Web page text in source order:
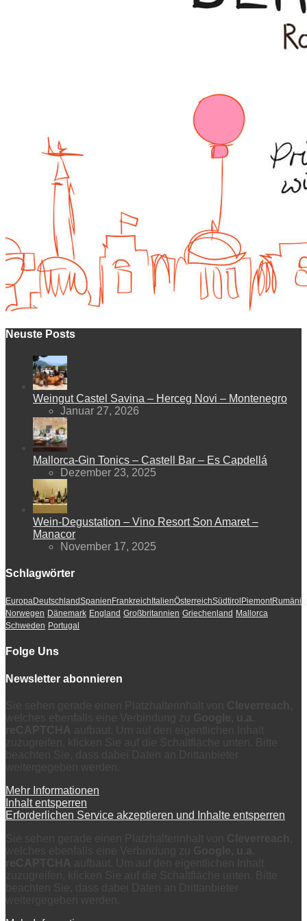
Neuste Posts
Weingut Castel Savina – Herceg Novi – Montenegro
Januar 27, 2026
Mallorca-Gin Tonics – Castell Bar – Es Capdellá
Dezember 23, 2025
Wein-Degustation – Vino Resort Son Amaret –
Manacor
November 17, 2025
Schlagwörter
EuropaDeutschlandSpanien Frankreich ItalienÖsterreichSüdtirol Piemont
Norwegen Dänemark England Großbritannien Griechenland Mallorca
Schweden Portugal
Folge Uns
Newsletter abonnieren
Mehr Informationen
Inhalt entsperren
Erforderlichen Service akzeptieren und Inhalte entsperren